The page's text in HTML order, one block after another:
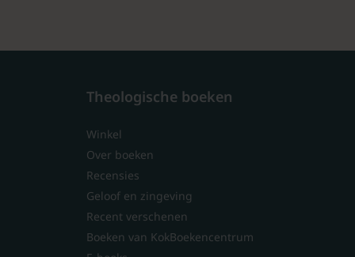
Theologische boeken
Winkel
Over boeken
Recensies
Geloof en zingeving
Recent verschenen
Boeken van KokBoekencentrum